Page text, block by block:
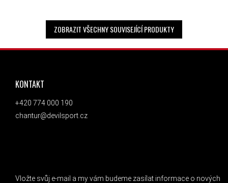
ZOBRAZIT VŠECHNY SOUVISEJÍCÍ PRODUKTY
ZÁPATÍ
KONTAKT
+420 774 000 190
chantur@devilsport.cz
Vložte svůj e-mail a my vám budeme zasílat informace o nových